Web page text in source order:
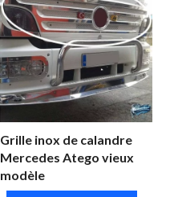
Grille inox de calandre
Mercedes Atego vieux
modèle